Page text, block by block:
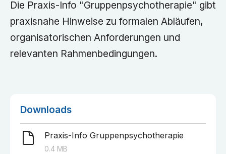
Die Praxis-Info "Gruppenpsychotherapie" gibt
praxisnahe Hinweise zu formalen Abläufen,
organisatorischen Anforderungen und
relevanten Rahmenbedingungen.
Downloads
Praxis-Info Gruppenpsychotherapie
0.4 MB